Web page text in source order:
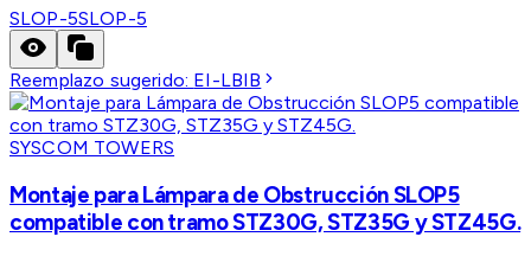
SLOP-5SLOP-5
Reemplazo sugerido: EI-LBIB
SYSCOM TOWERS
Montaje para Lámpara de Obstrucción SLOP5
compatible con tramo STZ30G, STZ35G y STZ45G.